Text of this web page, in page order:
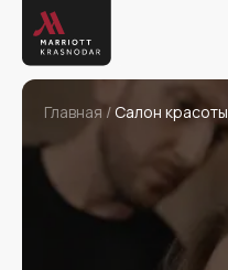
Главная / Салон красоты